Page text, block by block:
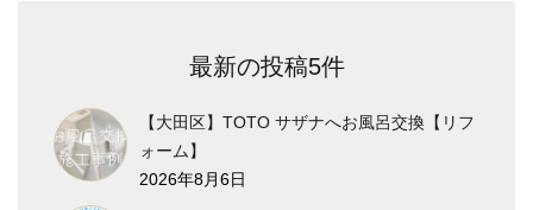
最新の投稿5件
【大田区】TOTO サザナへお風呂交換【リフ
ォーム】
2026年8月6日